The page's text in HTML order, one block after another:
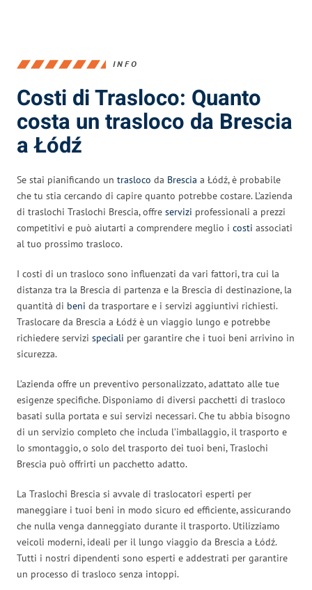
INFO
Costi di Trasloco: Quanto
costa un trasloco da Brescia
a Łódź
Se stai pianificando un trasloco da Brescia a Łódź, è probabile
che tu stia cercando di capire quanto potrebbe costare. L’azienda
di traslochi Traslochi Brescia, offre servizi professionali a prezzi
competitivi e può aiutarti a comprendere meglio i costi associati
al tuo prossimo trasloco.
I costi di un trasloco sono influenzati da vari fattori, tra cui la
distanza tra la Brescia di partenza e la Brescia di destinazione, la
quantità di beni da trasportare e i servizi aggiuntivi richiesti.
Traslocare da Brescia a Łódź è un viaggio lungo e potrebbe
richiedere servizi speciali per garantire che i tuoi beni arrivino in
sicurezza.
L’azienda offre un preventivo personalizzato, adattato alle tue
esigenze specifiche. Disponiamo di diversi pacchetti di trasloco
basati sulla portata e sui servizi necessari. Che tu abbia bisogno
di un servizio completo che includa l’imballaggio, il trasporto e
lo smontaggio, o solo del trasporto dei tuoi beni, Traslochi
Brescia può offrirti un pacchetto adatto.
La Traslochi Brescia si avvale di traslocatori esperti per
maneggiare i tuoi beni in modo sicuro ed efficiente, assicurando
che nulla venga danneggiato durante il trasporto. Utilizziamo
veicoli moderni, ideali per il lungo viaggio da Brescia a Łódź.
Tutti i nostri dipendenti sono esperti e addestrati per garantire
un processo di trasloco senza intoppi.